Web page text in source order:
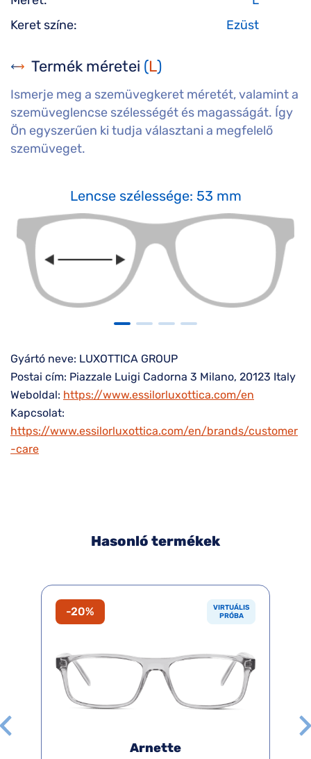
Keret színe:
Ezüst
Termék méretei (L)
Ismerje meg a szemüvegkeret méretét, valamint a
szemüveglencse szélességét és magasságát. Így
Ön egyszerűen ki tudja választani a megfelelő
szemüveget.
Lencse szélessége: 53 mm
Gyártó neve: LUXOTTICA GROUP
Postai cím: Piazzale Luigi Cadorna 3 Milano, 20123 Italy
Weboldal: https://www.essilorluxottica.com/en
Kapcsolat:
https://www.essilorluxottica.com/en/brands/customer
-care
Hasonló termékek
-20%
VIRTUÁLIS
PRÓBA
Arnette